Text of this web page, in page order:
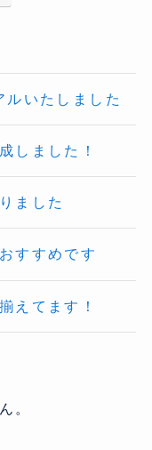
いたしました
しました！
ました
すすめです
えてます！
。